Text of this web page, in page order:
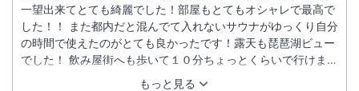
もっと見る
一望出来てとても綺麗でした！部屋もとてもオシャレで最高で
した！！ また都内だと混んでて入れないサウナがゆっくり自分
の時間で使えたのがとても良かったです！露天も琵琶湖ビュー
でした！ 飲み屋街へも歩いて１０分ちょっとくらいで行けまし
た！ただ大雨の日などは少し不便に思うかも知れません。